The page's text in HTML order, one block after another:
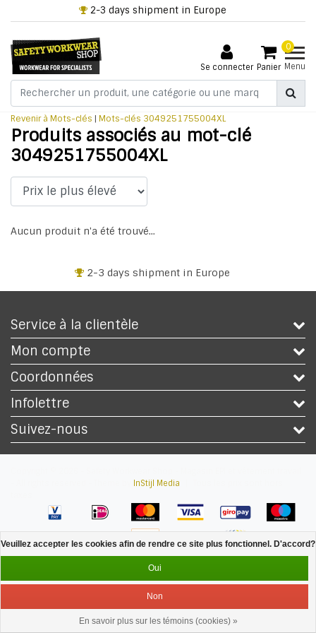
2-3 days shipment in Europe
Se connecter
0
Panier Menu
Revenir à Mots-clés | Mots-clés 3049251755004XL
Produits associés au mot-clé
3049251755004XL
Aucun produit n'a été trouvé...
2-3 days shipment in Europe
Service à la clientèle
Mon compte
Coordonnées
Infolettre
Suivez-nous
InStijl Media
Menu Se connecter
Veuillez accepter les cookies afin de rendre ce site plus fonctionnel. D'accord?
Oui
Non
En savoir plus sur les témoins (cookies) »